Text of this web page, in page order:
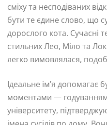
сміху та несподіваних
бути те єдине слово, що
дорослого кота. Сучасні
стильних Лео, Міло та
легко вимовлялася,
Ідеальне ім’я допомагає
моментами —
університету,